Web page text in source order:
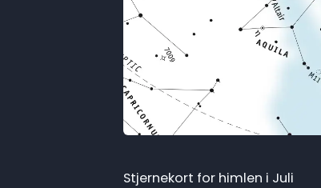
Stjernekort for himlen i Juli